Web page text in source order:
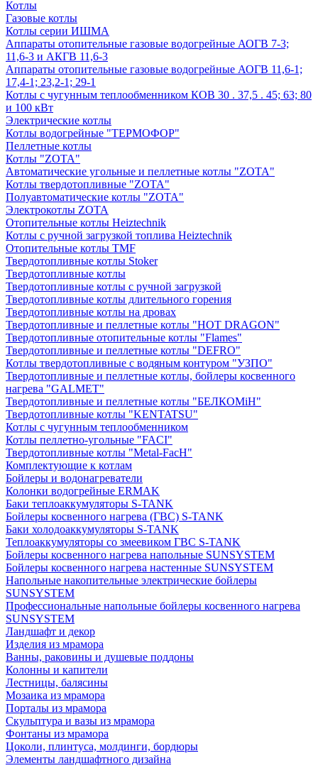
Котлы
Газовые котлы
Котлы серии ИШМА
Аппараты отопительные газовые водогрейные АОГВ 7-3;
11,6-3 и АКГВ 11,6-3
Аппараты отопительные газовые водогрейные АОГВ 11,6-1;
17,4-1; 23,2-1; 29-1
Котлы с чугунным теплообменником КОВ 30 . 37,5 . 45; 63; 80
и 100 кВт
Электрические котлы
Котлы водогрейные "ТЕРМОФОР"
Пеллетные котлы
Котлы "ZOTA"
Автоматические угольные и пеллетные котлы "ZOTA"
Котлы твердотопливные "ZOTA"
Полуавтоматические котлы "ZOTA"
Электрокотлы ZOTA
Отопительные котлы Heiztechnik
Котлы с ручной загрузкой топлива Heiztechnik
Отопительные котлы TMF
Твердотопливные котлы Stoker
Твердотопливные котлы
Твердотопливные котлы с ручной загрузкой
Твердотопливные котлы длительного горения
Твердотопливные котлы на дровах
Твердотопливные и пеллетные котлы "HOT DRAGON"
Твердотопливные отопительные котлы "Flames"
Твердотопливные и пеллетные котлы "DEFRO"
Котлы твердотопливные с водяным контуром "УЗПО"
Твердотопливные и пеллетные котлы, бойлеры косвенного
нагрева "GALMET"
Твердотопливные и пеллетные котлы "БЕЛКОМiН"
Твердотопливные котлы "KENTATSU"
Котлы с чугунным теплообменником
Котлы пеллетно-угольные "FACI"
Твердотопливные котлы "Metal-FacH"
Комплектующие к котлам
Бойлеры и водонагреватели
Колонки водогрейные ERMAK
Баки теплоаккумуляторы S-TANK
Бойлеры косвенного нагрева (ГВС) S-TANK
Баки холодоаккумуляторы S-TANK
Теплоаккумуляторы со змеевиком ГВС S-TANK
Бойлеры косвенного нагрева напольные SUNSYSTEM
Бойлеры косвенного нагрева настенные SUNSYSTEM
Напольные накопительные электрические бойлеры
SUNSYSTEM
Профессиональные напольные бойлеры косвенного нагрева
SUNSYSTEM
Ландшафт и декор
Изделия из мрамора
Ванны, раковины и душевые поддоны
Колонны и капители
Лестницы, балясины
Мозаика из мрамора
Порталы из мрамора
Скульптура и вазы из мрамора
Фонтаны из мрамора
Цоколи, плинтуса, молдинги, бордюры
Элементы ландшафтного дизайна